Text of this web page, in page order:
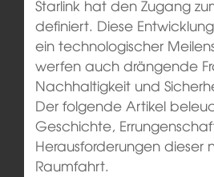
Starlink hat den Zugang
definiert. Diese
ein technologischer
werfen auch drängende
Nachhaltigkeit und
Der folgende Artikel
Geschichte,
Herausforderungen dieser
Raumfahrt.